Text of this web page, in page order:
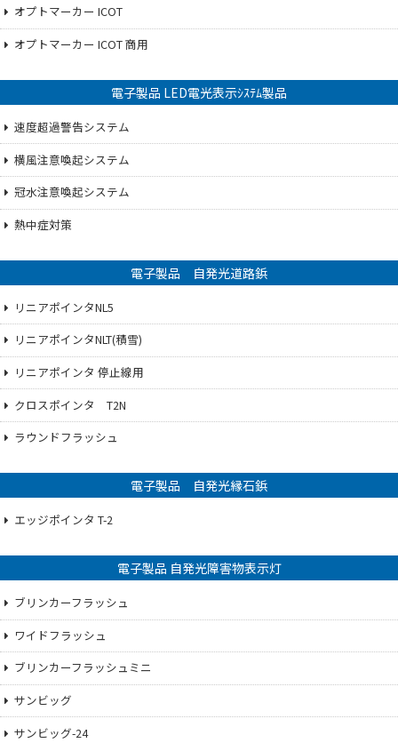
オプトマーカー ICOT
オプトマーカー ICOT 商用
電子製品 LED電光表示ｼｽﾃﾑ製品
速度超過警告システム
横風注意喚起システム
冠水注意喚起システム
熱中症対策
電子製品 自発光道路鋲
リニアポインタNL5
リニアポインタNLT(積雪)
リニアポインタ 停止線用
クロスポインタ T2N
ラウンドフラッシュ
電子製品 自発光縁石鋲
エッジポインタ T-2
電子製品 自発光障害物表示灯
ブリンカーフラッシュ
ワイドフラッシュ
ブリンカーフラッシュミニ
サンビッグ
サンビッグ-24